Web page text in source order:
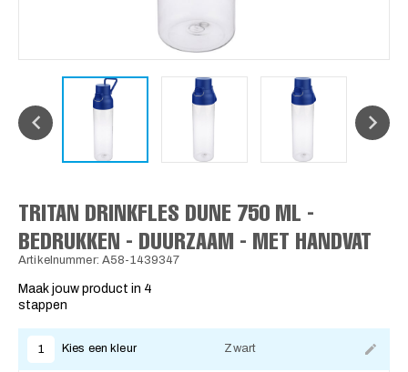
TRITAN DRINKFLES DUNE 750 ML -
BEDRUKKEN - DUURZAAM - MET HANDVAT
Artikelnummer: A58-1439347
Maak jouw product in 4
stappen
1 Kies een kleur Zwart